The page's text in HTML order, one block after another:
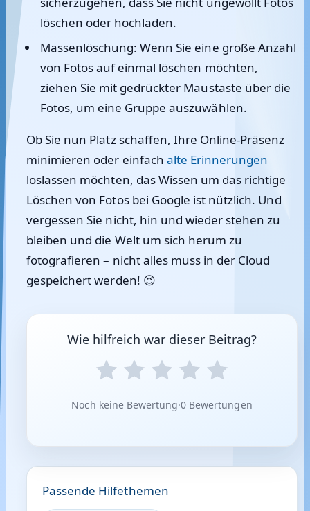
löschen oder hochladen.
Massenlöschung: Wenn Sie eine große Anzahl
von Fotos auf einmal löschen möchten,
ziehen Sie mit gedrückter Maustaste über die
Fotos, um eine Gruppe auszuwählen.
Ob Sie nun Platz schaffen, Ihre Online-Präsenz
minimieren oder einfach alte Erinnerungen
loslassen möchten, das Wissen um das richtige
Löschen von Fotos bei Google ist nützlich. Und
vergessen Sie nicht, hin und wieder stehen zu
bleiben und die Welt um sich herum zu
fotografieren – nicht alles muss in der Cloud
gespeichert werden! 😉
Wie hilfreich war dieser Beitrag?
Noch keine Bewertung·0 Bewertungen
Passende Hilfethemen